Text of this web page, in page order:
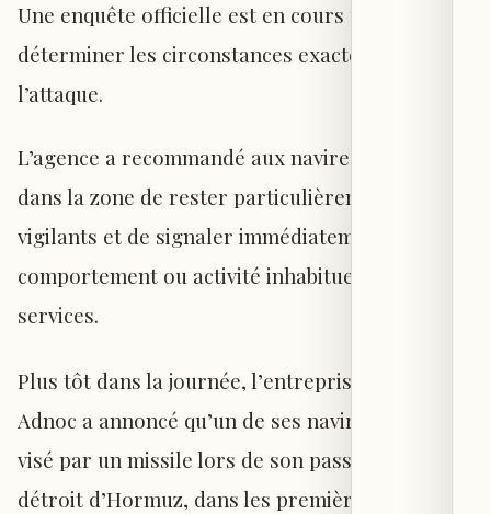
Une enquête officielle est en cours pour
déterminer les circonstances exactes de
l’attaque.
L’agence a recommandé aux navires naviguant
dans la zone de rester particulièrement
vigilants et de signaler immédiatement tout
comportement ou activité inhabituelle à ses
services.
Plus tôt dans la journée, l’entreprise émiratie
Adnoc a annoncé qu’un de ses navires avait été
visé par un missile lors de son passage dans le
détroit d’Hormuz, dans les premières heures de